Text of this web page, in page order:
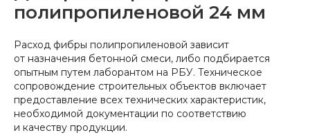
полипропиленовой 24 мм
Расход фибры полипропиленовой зависит
от назначения бетонной смеси, либо подбирается
опытным путем лаборантом на РБУ. Техническое
сопровождение строительных объектов включает
предоставление всех технических характеристик,
необходимой документации по соответствию
и качеству продукции.